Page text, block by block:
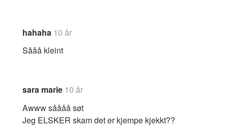
hahaha 10 år
Sååå kleint
sara marie 10 år
Awww såååå søt
Jeg ELSKER skam det er kjempe kjekkt??